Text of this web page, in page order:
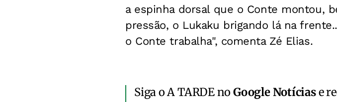
a espinha dorsal que o Conte montou,
pressão, o Lukaku brigando lá na
o Conte trabalha", comenta Zé Elias.
Siga o A TARDE noGoogle Notíciase